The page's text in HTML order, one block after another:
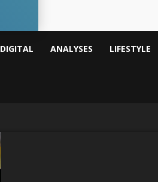
DIGITAL ANALYSES LIFESTYLE